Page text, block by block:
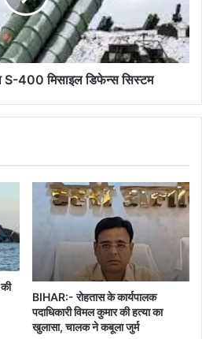
S-400 मिसाइल डिफेन्स सिस्टम
BIHAR:- रोहतास के कार्यपालक
पदाधिकारी विमल कुमार की हत्या का
खुलासा, चालक ने कबूला जुर्म